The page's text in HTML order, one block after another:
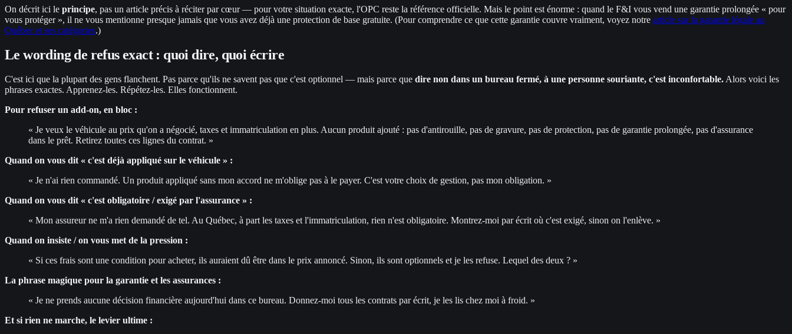
On décrit ici le principe, pas un article précis à réciter par cœur — pour votre situation exacte, l'OPC reste la référence officielle. Mais le point est énorme : quand le F&I vous vend une garantie prolongée « pour
vous protéger », il ne vous mentionne presque jamais que vous avez déjà une protection de base gratuite. (Pour comprendre ce que cette garantie couvre vraiment, voyez notre article sur la garantie légale au
Québec et ses catégories.)
Le wording de refus exact : quoi dire, quoi écrire
C'est ici que la plupart des gens flanchent. Pas parce qu'ils ne savent pas que c'est optionnel — mais parce que dire non dans un bureau fermé, à une personne souriante, c'est inconfortable. Alors voici les
phrases exactes. Apprenez-les. Répétez-les. Elles fonctionnent.
Pour refuser un add-on, en bloc :
« Je veux le véhicule au prix qu'on a négocié, taxes et immatriculation en plus. Aucun produit ajouté : pas d'antirouille, pas de gravure, pas de protection, pas de garantie prolongée, pas d'assurance
dans le prêt. Retirez toutes ces lignes du contrat. »
Quand on vous dit « c'est déjà appliqué sur le véhicule » :
« Je n'ai rien commandé. Un produit appliqué sans mon accord ne m'oblige pas à le payer. C'est votre choix de gestion, pas mon obligation. »
Quand on vous dit « c'est obligatoire / exigé par l'assurance » :
« Mon assureur ne m'a rien demandé de tel. Au Québec, à part les taxes et l'immatriculation, rien n'est obligatoire. Montrez-moi par écrit où c'est exigé, sinon on l'enlève. »
Quand on insiste / on vous met de la pression :
« Si ces frais sont une condition pour acheter, ils auraient dû être dans le prix annoncé. Sinon, ils sont optionnels et je les refuse. Lequel des deux ? »
La phrase magique pour la garantie et les assurances :
« Je ne prends aucune décision financière aujourd'hui dans ce bureau. Donnez-moi tous les contrats par écrit, je les lis chez moi à froid. »
Et si rien ne marche, le levier ultime :